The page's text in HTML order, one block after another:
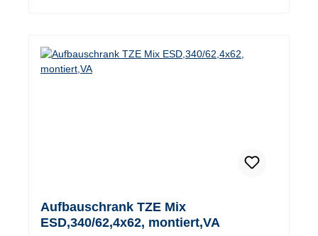
Aufbauschrank TZE Mix
ESD,340/62,4x62, montiert,VA